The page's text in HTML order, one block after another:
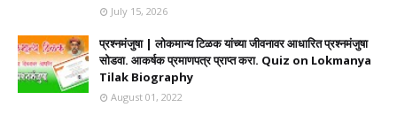
July 15, 2026
प्रश्नमंजुषा | लोकमान्य टिळक यांच्या जीवनावर आधारित प्रश्नमंजुषा
सोडवा. आकर्षक प्रमाणपत्र प्राप्त करा. Quiz on Lokmanya
Tilak Biography
August 01, 2022